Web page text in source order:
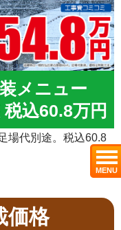
MENU
メニュー
込60.8万円
場代別途。税込60.8
価格